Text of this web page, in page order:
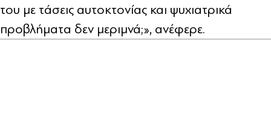
του με τάσεις αυτοκτονίας και ψυχιατρικά
προβλήματα δεν μεριμνά;», ανέφερε.